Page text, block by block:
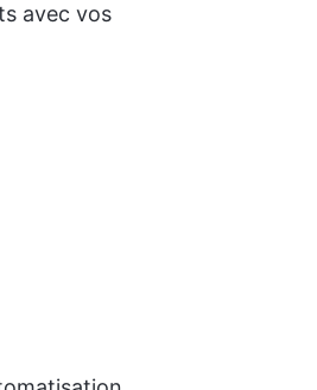
avec vos